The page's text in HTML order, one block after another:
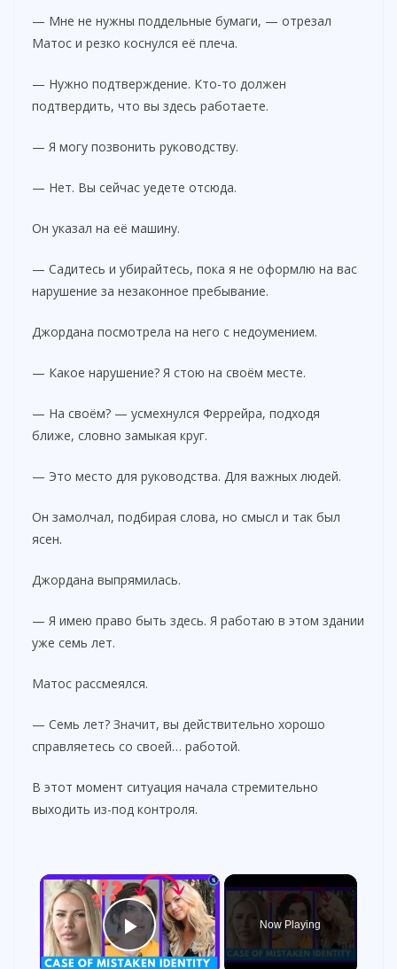
— Мне не нужны поддельные бумаги, — отрезал
Матос и резко коснулся её плеча.
— Нужно подтверждение. Кто-то должен
подтвердить, что вы здесь работаете.
— Я могу позвонить руководству.
— Нет. Вы сейчас уедете отсюда.
Он указал на её машину.
— Садитесь и убирайтесь, пока я не оформлю на вас
нарушение за незаконное пребывание.
Джордана посмотрела на него с недоумением.
— Какое нарушение? Я стою на своём месте.
— На своём? — усмехнулся Феррейра, подходя
ближе, словно замыкая круг.
— Это место для руководства. Для важных людей.
Он замолчал, подбирая слова, но смысл и так был
ясен.
Джордана выпрямилась.
— Я имею право быть здесь. Я работаю в этом здании
уже семь лет.
Матос рассмеялся.
— Семь лет? Значит, вы действительно хорошо
справляетесь со своей… работой.
В этот момент ситуация начала стремительно
выходить из-под контроля.
×
Play Video
Now Playing